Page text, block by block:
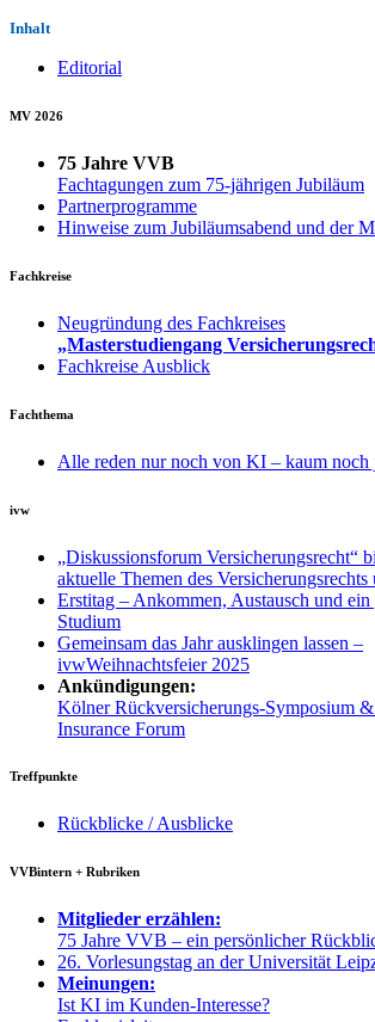
Inhalt
Editorial
MV 2026
75 Jahre VVB
Fachtagungen zum 75-jährigen Jubiläum
Partnerprogramme
Hinweise zum Jubiläumsabend und der
Fachkreise
Neugründung des Fachkreises
„Masterstudiengang
Fachkreise Ausblick
Fachthema
Alle reden nur noch von KI – kaum
ivw
„Diskussionsforum Versicherungsrecht“
aktuelle Themen des
Erstitag – Ankommen, Austausch und ein
Studium
Gemeinsam das Jahr ausklingen lassen –
ivwWeihnachtsfeier 2025
Ankündigungen:
Kölner Rückversicherungs-Symposium
Insurance Forum
Treffpunkte
Rückblicke / Ausblicke
VVBintern + Rubriken
Mitglieder erzählen:
75 Jahre VVB – ein persönlicher
26. Vorlesungstag an der Universität
Meinungen:
Ist KI im Kunden-Interesse?